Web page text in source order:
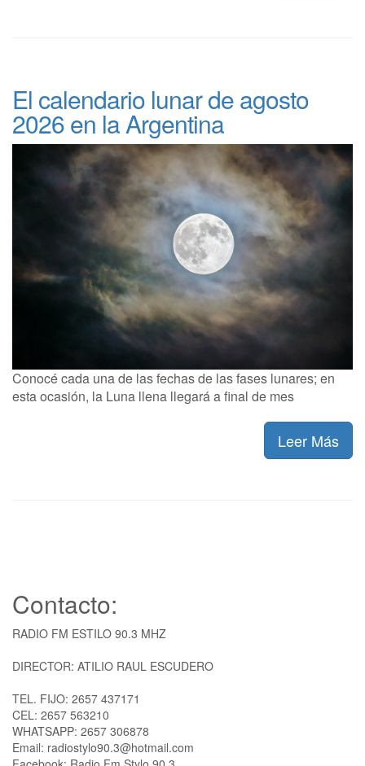
El calendario lunar de agosto
2026 en la Argentina
Conocé cada una de las fechas de las fases lunares; en
esta ocasión, la Luna llena llegará a final de mes
Leer Más
Contacto:
RADIO FM ESTILO 90.3 MHZ
DIRECTOR: ATILIO RAUL ESCUDERO
TEL. FIJO: 2657 437171
CEL: 2657 563210
WHATSAPP: 2657 306878
Email: radiostylo90.3@hotmail.com